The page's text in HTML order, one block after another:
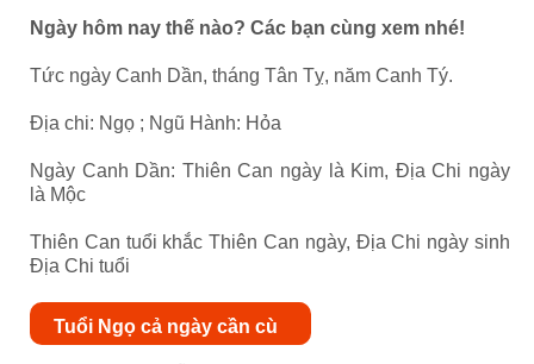
Ngày hôm nay thế nào? Các bạn cùng xem nhé!
Tức ngày Canh Dần, tháng Tân Tỵ, năm Canh Tý.
Địa chi: Ngọ ; Ngũ Hành: Hỏa
Ngày Canh Dần: Thiên Can ngày là Kim, Địa Chi ngày
là Mộc
Thiên Can tuổi khắc Thiên Can ngày, Địa Chi ngày sinh
Địa Chi tuổi
Tuổi Ngọ cả ngày cần cù